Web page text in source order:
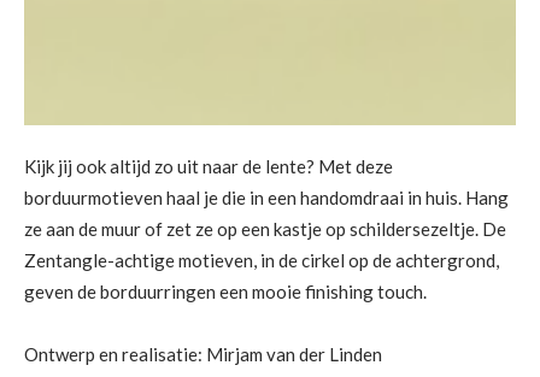
Kijk jij ook altijd zo uit naar de lente? Met deze
borduurmotieven haal je die in een handomdraai in huis. Hang
ze aan de muur of zet ze op een kastje op schildersezeltje. De
Zentangle-achtige motieven, in de cirkel op de achtergrond,
geven de borduurringen een mooie finishing touch.
Ontwerp en realisatie: Mirjam van der Linden